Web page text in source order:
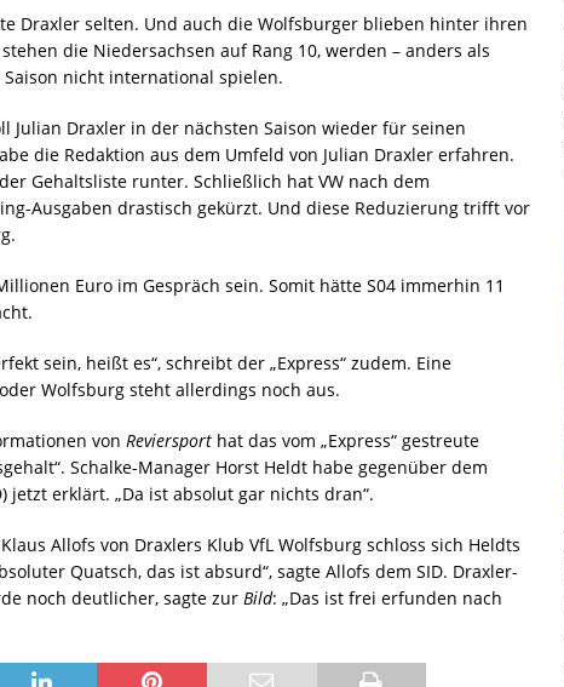
Draxler selten. Und auch die Wolfsburger blieben hinter ihren
die Niedersachsen auf Rang 10, werden – anders als
nicht international spielen.
Julian Draxler in der nächsten Saison wieder für seinen
die Redaktion aus dem Umfeld von Julian Draxler erfahren.
Gehaltsliste runter. Schließlich hat VW nach dem
Ausgaben drastisch gekürzt. Und diese Reduzierung trifft vor
Euro im Gespräch sein. Somit hätte S04 immerhin 11
sein, heißt es“, schreibt der „Express“ zudem. Eine
Wolfsburg steht allerdings noch aus.
von Reviersport hat das vom „Express“ gestreute
Schalke-Manager Horst Heldt habe gegenüber dem
jetzt erklärt. „Da ist absolut gar nichts dran“.
Allofs von Draxlers Klub VfL Wolfsburg schloss sich Heldts
Quatsch, das ist absurd“, sagte Allofs dem SID. Draxler-
noch deutlicher, sagte zur Bild: „Das ist frei erfunden nach